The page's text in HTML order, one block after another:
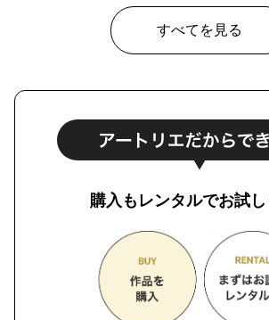
すべてを見る
購入もレンタルでお試し